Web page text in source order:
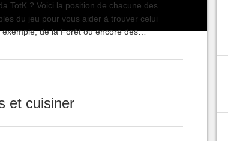
TotK ? Voici la position de chacune des
du jeu pour vous aider à trouver celui
de la Forêt ou encore des
et cuisiner